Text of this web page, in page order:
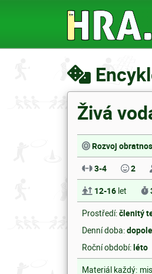
Živá
Rozvoj
3-4
2
12-16 let
Prostředí:členitý
Denní doba:
Roční období:léto
Materiál každý: